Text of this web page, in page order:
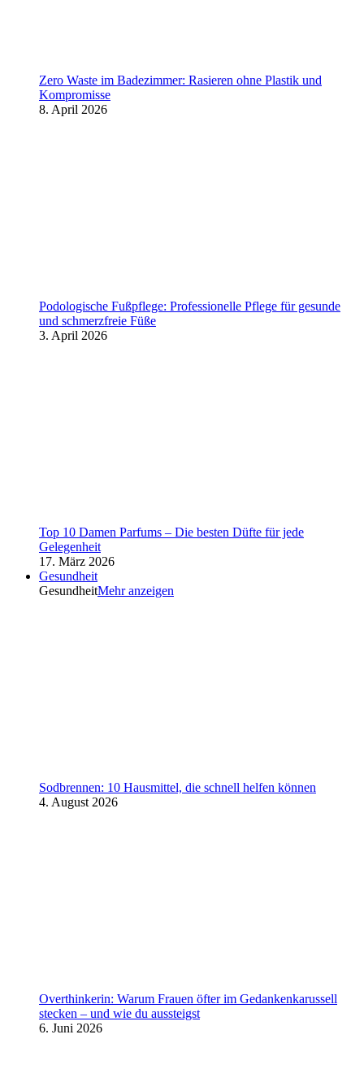
Zero Waste im Badezimmer: Rasieren ohne Plastik und
Kompromisse
8. April 2026
Podologische Fußpflege: Professionelle Pflege für gesunde
und schmerzfreie Füße
3. April 2026
Top 10 Damen Parfums – Die besten Düfte für jede
Gelegenheit
17. März 2026
Gesundheit
GesundheitMehr anzeigen
Sodbrennen: 10 Hausmittel, die schnell helfen können
4. August 2026
Overthinkerin: Warum Frauen öfter im Gedankenkarussell
stecken – und wie du aussteigst
6. Juni 2026